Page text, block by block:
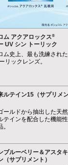
ム アクアロックス®
UV シン トーリック
ム史上、最も洗練された
リックレンズ。
ルテイン15（サプリメ
ールドから抽出した天然
テインを配合した機能性
ブルーベリー＆アスタキ
（サプリメント）